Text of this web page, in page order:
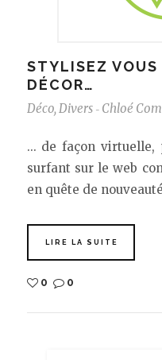
STYLISEZ VOUS
DÉCOR…
Déco, Divers - Chloé
... de façon
surfant sur le web
en quête de
LIRE LA SUITE
0 0